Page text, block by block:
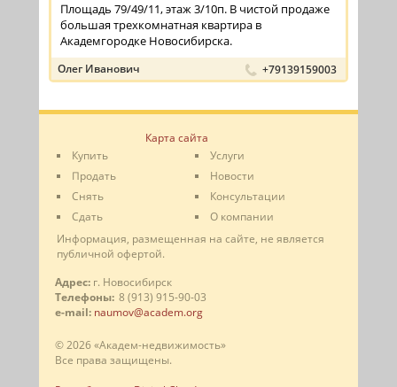
Площадь 79/49/11, этаж 3/10п. В чистой продаже
большая трехкомнатная квартира в
Академгородке Новосибирска.
Олег Иванович +79139159003
Карта сайта
Купить
Продать
Снять
Сдать
Услуги
Новости
Консультации
О компании
Информация, размещенная на сайте, не является
публичной офертой.
Адрес: г. Новосибирск
Телефоны: 8 (913) 915-90-03
e-mail: naumov@academ.org
© 2026 «Академ-недвижимость»
Все права защищены.